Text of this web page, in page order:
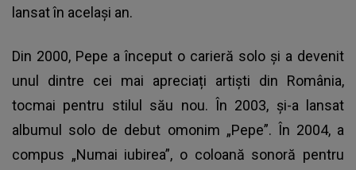
lansat în același an.
Din 2000, Pepe a început o carieră solo și a devenit
unul dintre cei mai apreciați artiști din România,
tocmai pentru stilul său nou. În 2003, și-a lansat
albumul solo de debut omonim „Pepe”. În 2004, a
compus „Numai iubirea”, o coloană sonoră pentru